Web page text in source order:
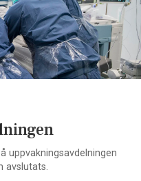
uppvakningsavdelningen
avslutats.